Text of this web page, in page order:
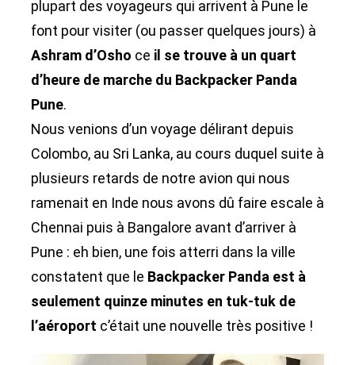
plupart des voyageurs qui arrivent à Pune le
font pour visiter (ou passer quelques jours) à
Ashram d’Osho ce il se trouve à un quart
d’heure de marche du Backpacker Panda
Pune.
Nous venions d’un voyage délirant depuis
Colombo, au Sri Lanka, au cours duquel suite à
plusieurs retards de notre avion qui nous
ramenait en Inde nous avons dû faire escale à
Chennai puis à Bangalore avant d’arriver à
Pune : eh bien, une fois atterri dans la ville
constatent que le Backpacker Panda est à
seulement quinze minutes en tuk-tuk de
l’aéroport c’était une nouvelle très positive !